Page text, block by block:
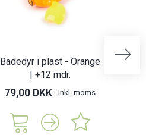
Badedyr i plast - Orange
| +12 mdr.
79,00 DKK Inkl. moms